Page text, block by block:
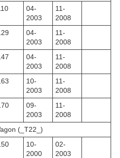
04-
2003
11-
2008
04-
2003
11-
2008
04-
2003
11-
2008
10-
2003
11-
2008
09-
2003
11-
2008
(_T22_)
10-
2000
02-
2003